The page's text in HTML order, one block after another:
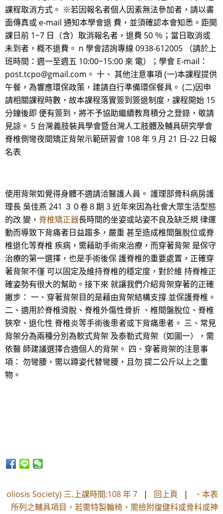
課程取消方式。 ※若因報名者個人因素無法參加者，請以書
面傳真或 e-mail 通知本學會退 費，並須確認本會知悉。距開
課日前 1~7 日（含）取消報名者，退費 50 ％；當日取消或
未到者，概不退費。 n 學會諮詢專線 0938-612005 （請於上
班時間：週一至週五 10:00~15:00 來 電）；學會 E-mail：
post.tcpo@gmail.com。 十、 其他注意事項 (一)本課程提供
午餐，為響應環保政策，建請自行準備環保餐具。 (二)因申
請相關課程時數，故本課程落實簽到簽退制度，課程開始 15
分鐘後即 便有簽到，將不予協助繼續教育積分之登錄，敬請
見諒。 5 台灣義肢裝具學會暨台灣人工肢體及輔具研究學會
脊椎側彎夜間矯正背架示範研習會 108 年 9 月 21 日-22 日報
名表
使用背架如覺得身體不適請洽醫護人員。 護理部骨科病房護
理長 吳佳燕 241 ３０卷８期 3 近年來因為社會大眾生活型態
的改 變， 脊椎矯正器長時間的坐姿或站姿不良及缺乏規 律運
動而導致下背痛者日益趨多，嚴重 甚至造成椎間盤脫位或脊
椎退化等脊椎 疾病，需藉助手術來治療，而穿著背架 是保守
治療的第一選擇，也是手術後保 護脊椎的重要處置，正確穿
著背架不僅 可以固定及維持脊椎的穩定度，對於維 持脊椎正
確姿勢有很大的幫助。接下來 就讓我們介紹背架穿著的正確
撇步： 一、穿著背架目的是藉由背架結構支撐 並保護脊椎。
二、適用於脊椎滑脫、脊椎外傷性骨折 、椎間盤脫位、脊椎
狹窄、退化性 脊椎炎等手術後患者或下背痛患者。 三、常見
背架分為兩種分別為軟式背架 及泰勒式背架（如圖一），需
依醫 師建議選擇合適個人的背架。 四、穿著背架的注意事
項： 勿彎腰，需以蹲姿代替彎腰，且勿 提二公斤以上之重
物。
oliosis Society) 三.上課時間:108 年 7 | 回上頁 |
、本表
所列之輔具項目，若需特製輪椅，需檢附復健科或骨科或神